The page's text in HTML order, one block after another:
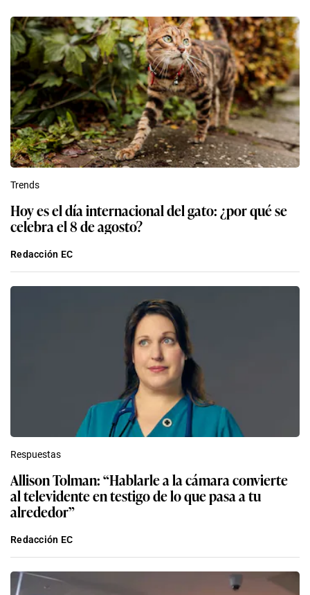
Trends
Hoy es el día internacional del gato: ¿por qué se
celebra el 8 de agosto?
Redacción EC
Respuestas
Allison Tolman: “Hablarle a la cámara convierte
al televidente en testigo de lo que pasa a tu
alrededor”
Redacción EC